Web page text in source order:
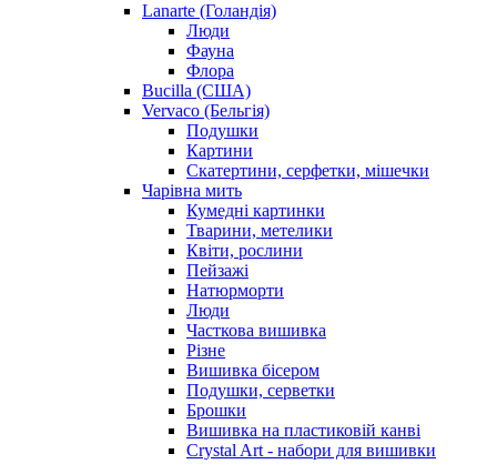
Lanarte (Голандія)
Люди
Фауна
Флора
Bucilla (США)
Vervaco (Бельгія)
Подушки
Картини
Скатертини, серфетки, мішечки
Чарiвна мить
Кумедні картинки
Тварини, метелики
Квіти, рослини
Пейзажі
Натюрморти
Люди
Часткова вишивка
Різне
Вишивка бісером
Подушки, серветки
Брошки
Вишивка на пластиковій канві
Crystal Art - набори для вишивки